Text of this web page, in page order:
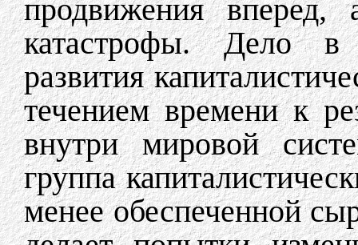
продвижения
катастрофы. Дело в
развития
течением времени к
внутри мировой
группа
менее обеспеченной